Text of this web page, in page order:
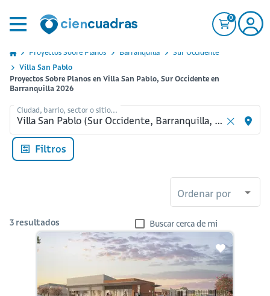
0
Proyectos Sobre Planos Barranquilla
Sur Occidente
Villa San Pablo
Proyectos Sobre Planos en Villa San Pablo, Sur Occidente en
Barranquilla 2026
Ciudad, barrio, sector o sitio...
Filtros
Ordenar por
3 resultados Buscar cerca de mi